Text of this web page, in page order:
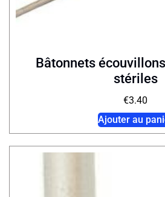
Bâtonnets
stériles
€3.40
Ajouter au